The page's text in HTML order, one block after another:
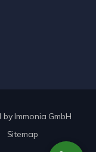
byImmonia GmbH
Sitemap